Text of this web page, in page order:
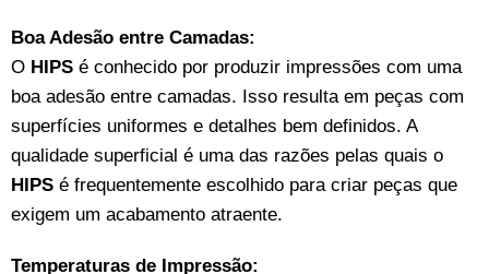
Boa Adesão entre Camadas:
O HIPS é conhecido por produzir impressões com uma
boa adesão entre camadas. Isso resulta em peças com
superfícies uniformes e detalhes bem definidos. A
qualidade superficial é uma das razões pelas quais o
HIPS é frequentemente escolhido para criar peças que
exigem um acabamento atraente.
Temperaturas de Impressão: